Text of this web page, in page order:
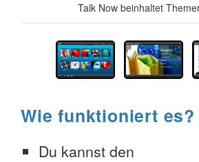
Talk Now beinhaltet
Wie funktioniert es?
Du kannst den